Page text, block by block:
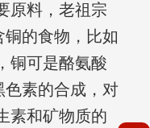
原料，老祖宗
铜的食物，比如
铜可是酪氨酸
色素的合成，对
素和矿物质的